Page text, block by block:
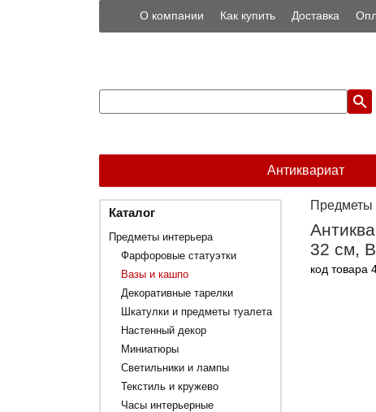
О компании Как купить Доставка
Антиквариат
Каталог
Предметы интерьера
Фарфоровые статуэтки
Вазы и кашпо
Декоративные тарелки
Шкатулки и предметы туалета
Настенный декор
Миниатюры
Светильники и лампы
Текстиль и кружево
Часы интерьерные
Предметы
32 см,
код товара